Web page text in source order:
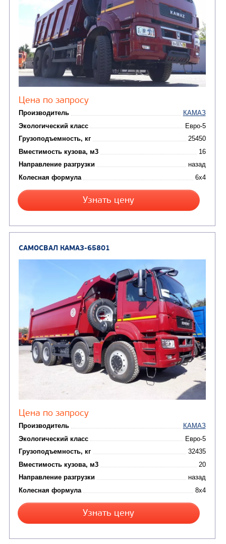
Цена по запросу
Производитель
Экологический класс
Грузоподъемность, кг
Вместимость кузова, м3
Направление разгрузки
Колесная формула
Узнать цену
САМОСВАЛ КАМАЗ-6580
Цена по запросу
Производитель
Экологический класс
Грузоподъемность, кг